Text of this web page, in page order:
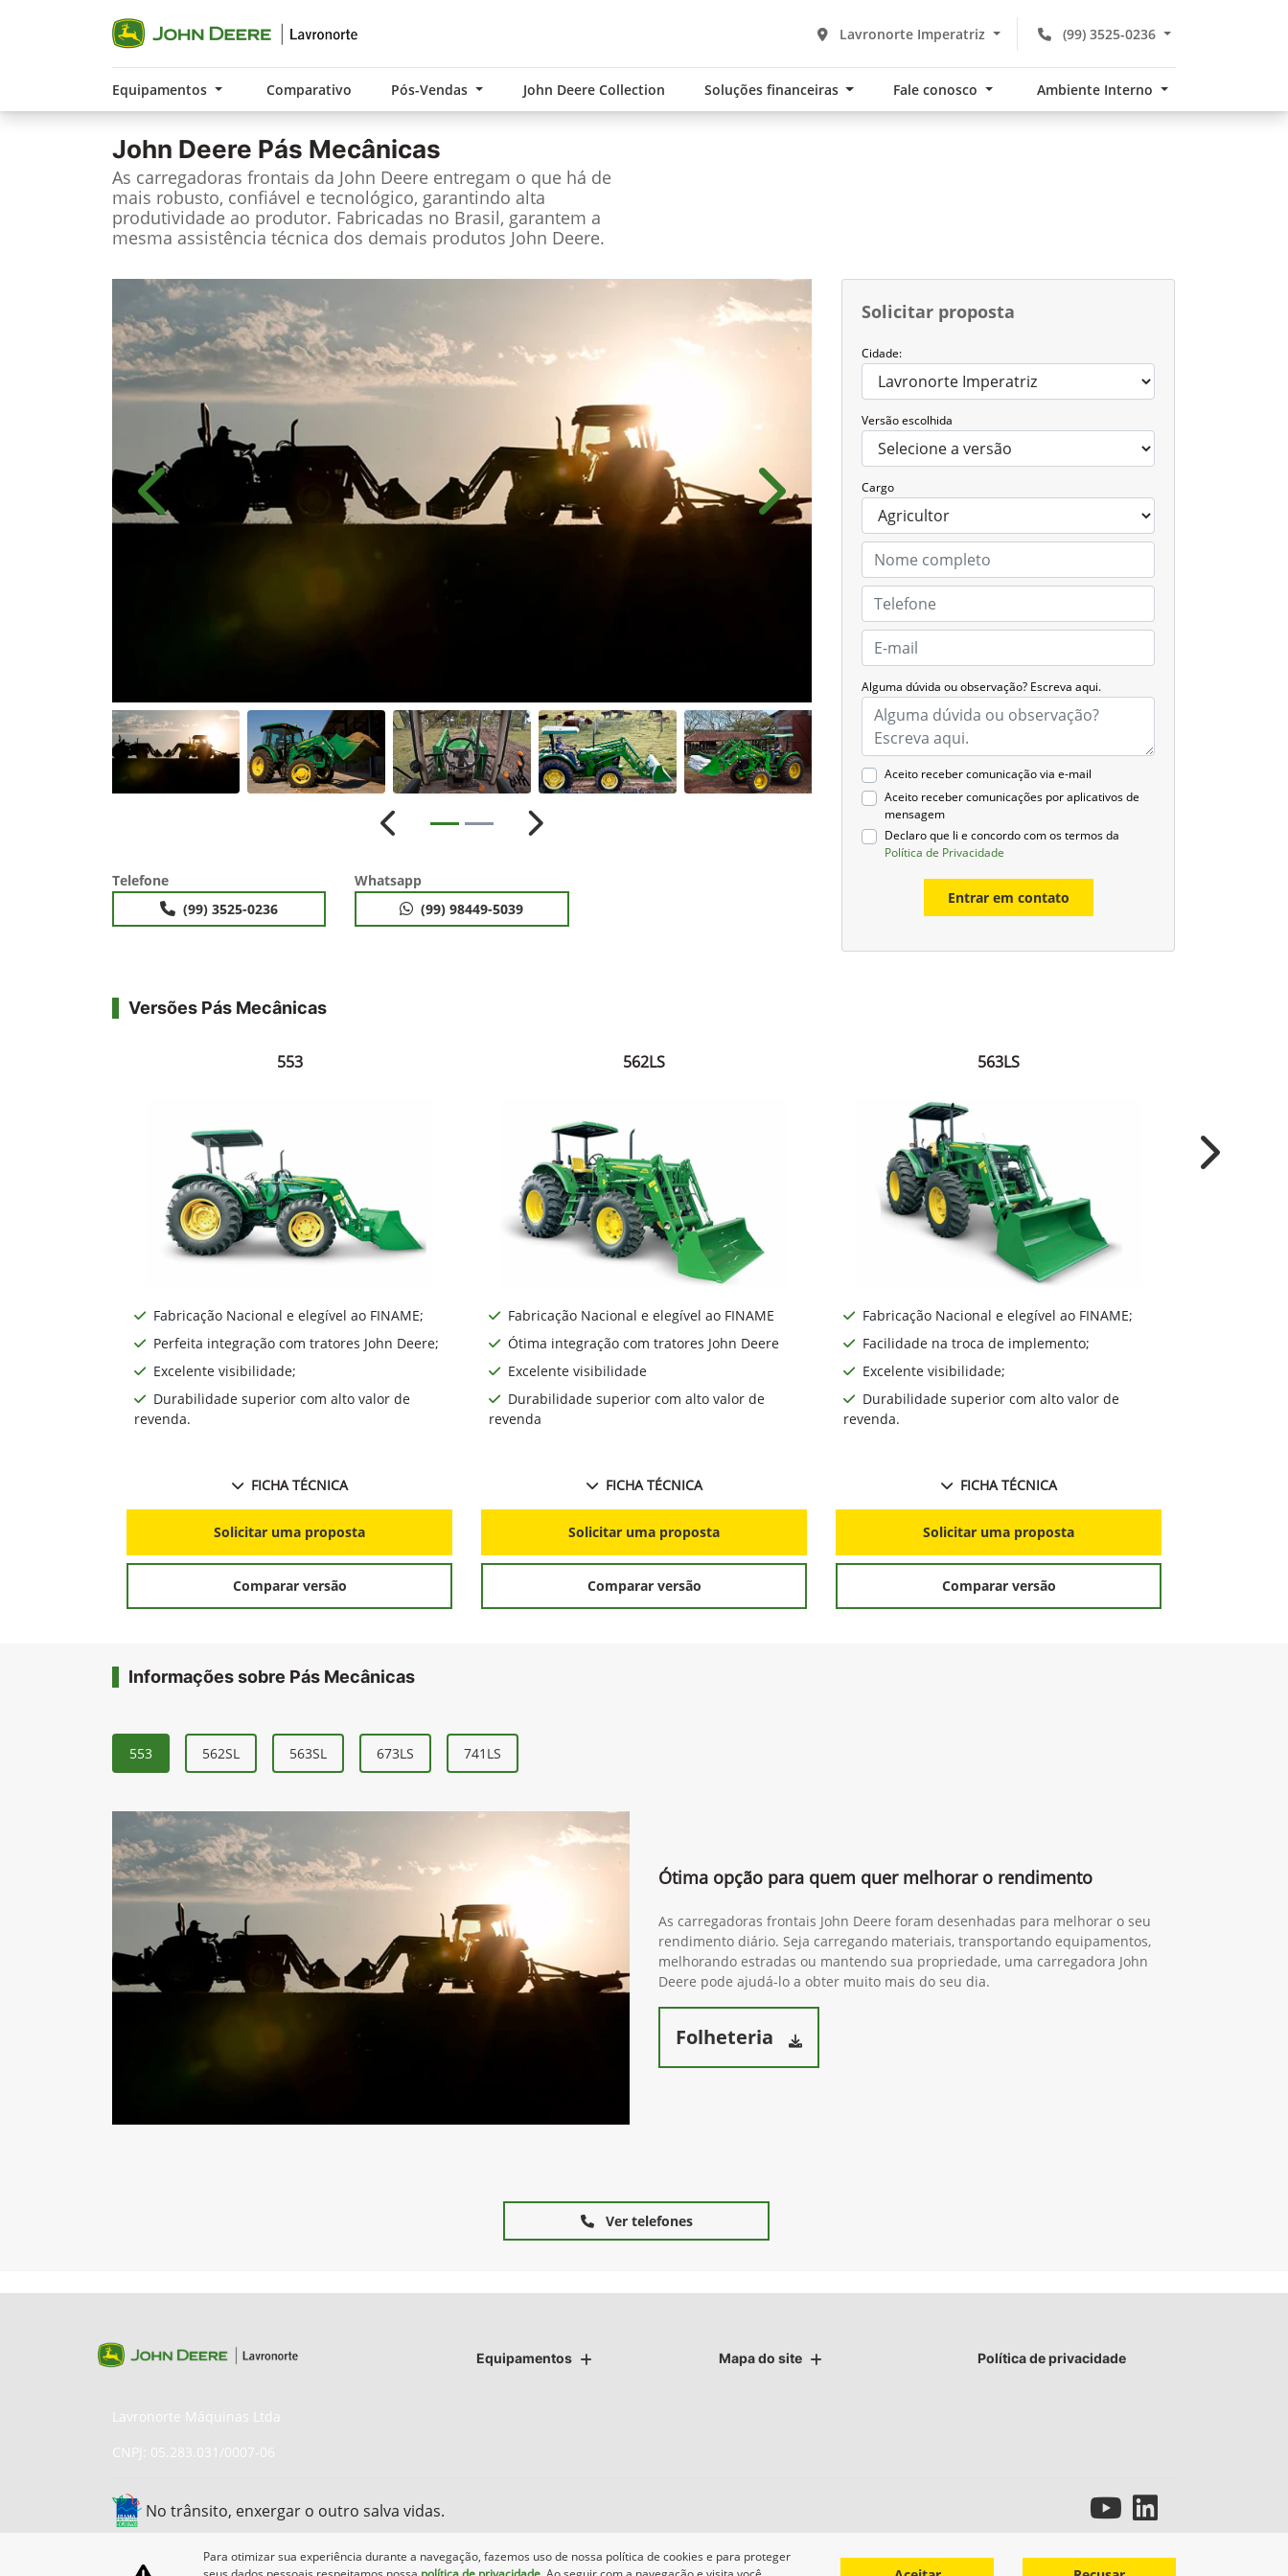
(99) 3525-0236
Lavronorte Imperatriz
Equipamentos Comparativo Pós-Vendas John Deere Collection Soluções financeiras Fale conosco Ambiente Interno
John Deere Pás Mecânicas
As carregadoras frontais da John Deere entregam o que há de
mais robusto, confiável e tecnológico, garantindo alta
produtividade ao produtor. Fabricadas no Brasil, garantem a
mesma assistência técnica dos demais produtos John Deere.
Solicitar proposta
Cidade:
Versão escolhida
Cargo
Alguma dúvida ou observação? Escreva aqui.
Aceito receber comunicação via e-mail
Aceito receber comunicações por aplicativos de
mensagem
Declaro que li e concordo com os termos da
Política de Privacidade
Entrar em contato
Anterior Próximo
Anterior Próximo
Telefone
(99) 3525-0236
Whatsapp
(99) 98449-5039
Versões Pás Mecânicas
553
Fabricação Nacional e elegível ao FINAME;
Perfeita integração com tratores John Deere;
Excelente visibilidade;
Durabilidade superior com alto valor de
revenda.
FICHA TÉCNICA
Solicitar uma proposta
Comparar versão
562LS
Fabricação Nacional e elegível ao FINAME
Ótima integração com tratores John Deere
Excelente visibilidade
Durabilidade superior com alto valor de
revenda
FICHA TÉCNICA
Solicitar uma proposta
Comparar versão
563LS
Fabricação Nacional e elegível ao FINAME;
Facilidade na troca de implemento;
Excelente visibilidade;
Durabilidade superior com alto valor de
revenda.
FICHA TÉCNICA
Solicitar uma proposta
Comparar versão
Next
Informações sobre Pás Mecânicas
553 562SL 563SL 673LS 741LS
Ótima opção para quem quer melhorar o rendimento
As carregadoras frontais John Deere foram desenhadas para melhorar o seu
rendimento diário. Seja carregando materiais, transportando equipamentos,
melhorando estradas ou mantendo sua propriedade, uma carregadora John
Deere pode ajudá-lo a obter muito mais do seu dia.
Folheteria
Ver telefones
Equipamentos Mapa do site Política de privacidade
Lavronorte Máquinas Ltda
CNPJ: 05.283.031/0007-06
No trânsito, enxergar o outro salva vidas.
Para otimizar sua experiência durante a navegação, fazemos uso de nossa política de cookies e para proteger